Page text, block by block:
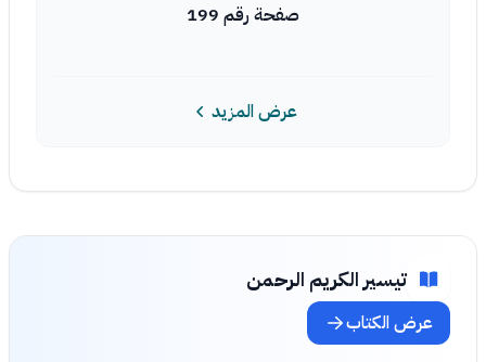
صفحة رقم 199
عرض المزيد
تيسير الكريم الرحمن
عرض الكتاب